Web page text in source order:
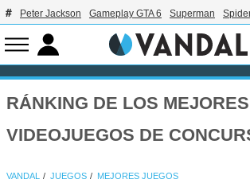
Peter Jackson Gameplay GTA 6 Superman
RÁNKING DE LOS MEJORES
VIDEOJUEGOS DE
VANDAL JUEGOS MEJORES JUEGOS